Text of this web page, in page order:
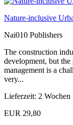
Nature-inclusive
Nai010 Publishers
The construction
development, but
management is a
very...
Lieferzeit: 2 Wochen
EUR 29,80